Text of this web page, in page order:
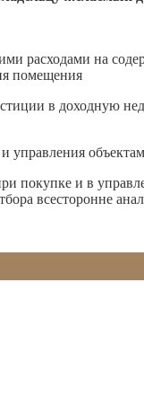
расходами на
помещения
в доходную
управления
покупке и в
всесторонне